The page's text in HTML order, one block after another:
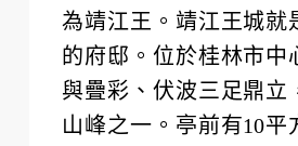
為靖江王。靖江王城就
的府邸。位於桂林市中
與疊彩、伏波三足鼎立
山峰之一。亭前有10平